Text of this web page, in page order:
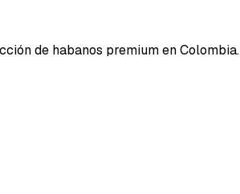
de habanos premium en Colombia.